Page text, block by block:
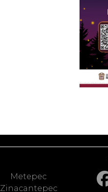
Metepec
Zinacantepec